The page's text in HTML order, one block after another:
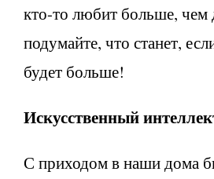
кто-то любит больше, чем
подумайте, что станет,
будет больше!
Искусственный
С приходом в наши дома